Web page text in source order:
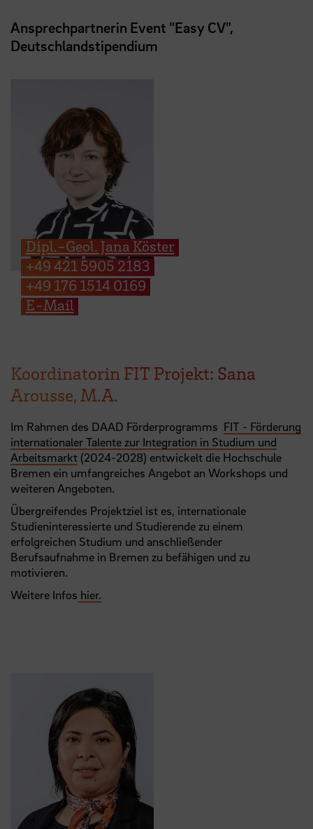
Ansprechpartnerin Event "Easy CV",
Deutschlandstipendium
Dipl.-Geol. Jana Köster
+49 421 5905 2183
+49 176 1514 0169
E-Mail
Koordinatorin FIT Projekt: Sana
Arousse, M.A.
Im Rahmen des DAAD Förderprogramms FIT - Förderung
internationaler Talente zur Integration in Studium und
Arbeitsmarkt (2024-2028) entwickelt die Hochschule
Bremen ein umfangreiches Angebot an Workshops und
weiteren Angeboten.
Übergreifendes Projektziel ist es, internationale
Studieninteressierte und Studierende zu einem
erfolgreichen Studium und anschließender
Berufsaufnahme in Bremen zu befähigen und zu
motivieren.
Weitere Infos hier.